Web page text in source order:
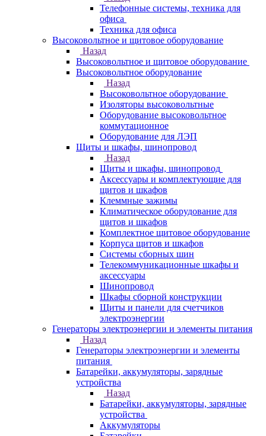
Телефонные системы, техника для
офиса
Техника для офиса
Высоковольтное и щитовое оборудование
Назад
Высоковольтное и щитовое оборудование
Высоковольтное оборудование
Назад
Высоковольтное оборудование
Изоляторы высоковольтные
Оборудование высоковольтное
коммутационное
Оборудование для ЛЭП
Щиты и шкафы, шинопровод
Назад
Щиты и шкафы, шинопровод
Аксессуары и комплектующие для
щитов и шкафов
Клеммные зажимы
Климатическое оборудование для
щитов и шкафов
Комплектное щитовое оборудование
Корпуса щитов и шкафов
Системы сборных шин
Телекоммуникационные шкафы и
аксессуары
Шинопровод
Шкафы сборной конструкции
Щиты и панели для счетчиков
электроэнергии
Генераторы электроэнергии и элементы питания
Назад
Генераторы электроэнергии и элементы
питания
Батарейки, аккумуляторы, зарядные
устройства
Назад
Батарейки, аккумуляторы, зарядные
устройства
Аккумуляторы